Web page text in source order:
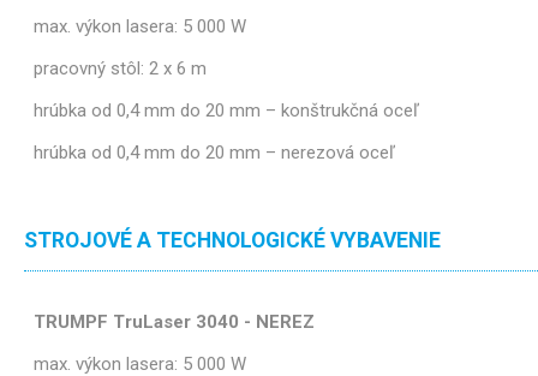
max. výkon lasera: 5 000 W
pracovný stôl: 2 x 6 m
hrúbka od 0,4 mm do 20 mm – konštrukčná oceľ
hrúbka od 0,4 mm do 20 mm – nerezová oceľ
STROJOVÉ A TECHNOLOGICKÉ VYBAVENIE
TRUMPF TruLaser 3040 - NEREZ
max. výkon lasera: 5 000 W